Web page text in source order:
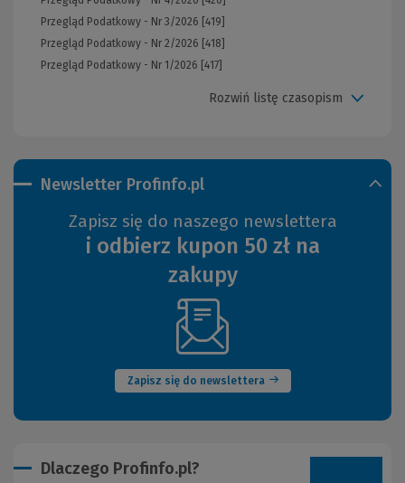
Newsletter Profinfo.pl
Zapisz się do naszego newslettera
i odbierz kupon 50 zł na
zakupy
Zapisz się do newslettera
(Nowe
okno)
Przegląd Podatkowy - Nr 3/2026 [419]
Przegląd Podatkowy - Nr 2/2026 [418]
Przegląd Podatkowy - Nr 1/2026 [417]
Rozwiń listę czasopism
Dlaczego Profinfo.pl?